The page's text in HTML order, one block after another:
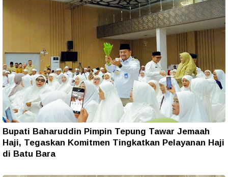
Bupati Baharuddin Pimpin Tepung Tawar Jemaah
Haji, Tegaskan Komitmen Tingkatkan Pelayanan Haji
di Batu Bara